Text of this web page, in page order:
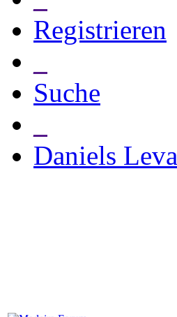
Registrieren
Suche
Daniels